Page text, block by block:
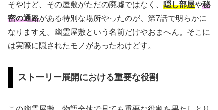
そやけど、その屋敷がただの廃墟ではなく、 隠し部屋や秘
密の通路がある特別な場所やったのが、第7話で明らかに
なりますえ。幽霊屋敷という名前だけやおまへん。そこに
は実際に隠されたモノがあったわけどす。
ストーリー展開における重要な役割